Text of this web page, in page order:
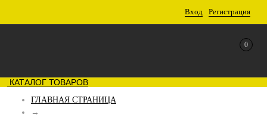
Вход Регистрация
0
КАТАЛОГ ТОВАРОВ
ГЛАВНАЯ СТРАНИЦА
→